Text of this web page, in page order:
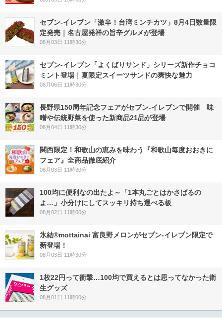
セブン-イレブン「激辛！台湾ミンチカツ」8月4日数量限
定発売｜名古屋発祥の旨辛グルメが登場
08月03日 11時30分
セブン‐イレブン「よくばりサンド」シリーズ新作チョコ
ミント登場｜夏限定スイーツサンドの爽快な魅力
08月06日 11時30分
長野県150周年記念フェアがセブン-イレブンで開催 味
噌や伝統野菜を使った新商品21品が登場
08月04日 11時30分
関西限定！和歌山の恵みを味わう『和歌山毎度おおきに
フェア』全商品徹底紹介
08月03日 11時30分
100均に便利なの出たよ～「1本丸ごとはかさばるの
よ…」小分けにしてスッキリ持ち運べる板
08月02日 11時00分
氷結®mottainai 富良野メロンがセブン‐イレブン限定で
新登場！
08月03日 11時30分
1枚22円って衝撃…100均で買えるとは思ってなかった衛
生グッズ
08月01日 11時00分